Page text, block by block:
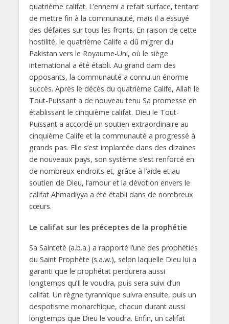
quatrième califat. L’ennemi a refait surface, tentant
de mettre fin à la communauté, mais il a essuyé
des défaites sur tous les fronts. En raison de cette
hostilité, le quatrième Calife a dû migrer du
Pakistan vers le Royaume-Uni, où le siège
international a été établi. Au grand dam des
opposants, la communauté a connu un énorme
succès. Après le décès du quatrième Calife, Allah le
Tout-Puissant a de nouveau tenu Sa promesse en
établissant le cinquième califat. Dieu le Tout-
Puissant a accordé un soutien extraordinaire au
cinquième Calife et la communauté a progressé à
grands pas. Elle s’est implantée dans des dizaines
de nouveaux pays, son système s’est renforcé en
de nombreux endroits et, grâce à l’aide et au
soutien de Dieu, l’amour et la dévotion envers le
califat Ahmadiyya a été établi dans de nombreux
cœurs.
Le califat sur les préceptes de la prophétie
Sa Sainteté (a.b.a.) a rapporté l’une des prophéties
du Saint Prophète (s.a.w.), selon laquelle Dieu lui a
garanti que le prophétat perdurera aussi
longtemps qu’Il le voudra, puis sera suivi d’un
califat. Un règne tyrannique suivra ensuite, puis un
despotisme monarchique, chacun durant aussi
longtemps que Dieu le voudra. Enfin, un califat